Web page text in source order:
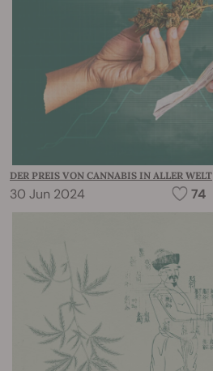
DER PREIS VON CANNABIS IN ALLER WELT
30 Jun 2024 74